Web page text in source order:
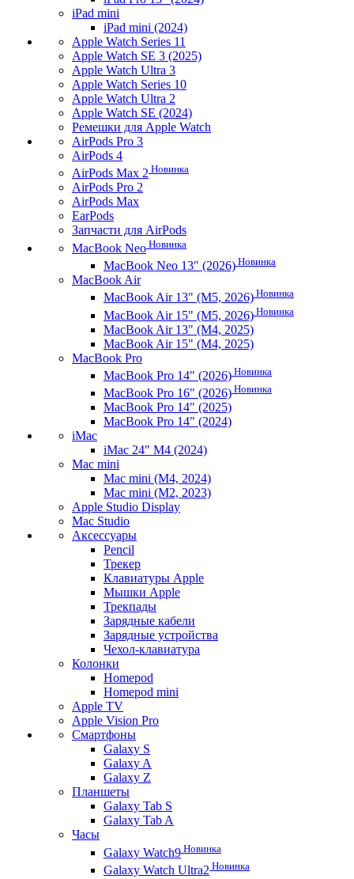
iPad mini
iPad mini (2024)
Apple Watch Series 11
Apple Watch SE 3 (2025)
Apple Watch Ultra 3
Apple Watch Series 10
Apple Watch Ultra 2
Apple Watch SE (2024)
Ремешки для Apple Watch
AirPods Pro 3
AirPods 4
AirPods Max 2 Новинка
AirPods Pro 2
AirPods Max
EarPods
Запчасти для AirPods
MacBook Neo Новинка
MacBook Neo 13" (2026) Новинка
MacBook Air
MacBook Air 13" (M5, 2026) Новинка
MacBook Air 15" (M5, 2026) Новинка
MacBook Air 13" (M4, 2025)
MacBook Air 15" (M4, 2025)
MacBook Pro
MacBook Pro 14" (2026) Новинка
MacBook Pro 16" (2026) Новинка
MacBook Pro 14" (2025)
MacBook Pro 14" (2024)
iMac
iMac 24" M4 (2024)
Mac mini
Mac mini (M4, 2024)
Mac mini (M2, 2023)
Apple Studio Display
Mac Studio
Аксессуары
Pencil
Трекер
Клавиатуры Apple
Мышки Apple
Трекпады
Зарядные кабели
Зарядные устройства
Чехол-клавиатура
Колонки
Homepod
Homepod mini
Apple TV
Apple Vision Pro
Смартфоны
Galaxy S
Galaxy A
Galaxy Z
Планшеты
Galaxy Tab S
Galaxy Tab A
Часы
Galaxy Watch9 Новинка
Galaxy Watch Ultra2 Новинка